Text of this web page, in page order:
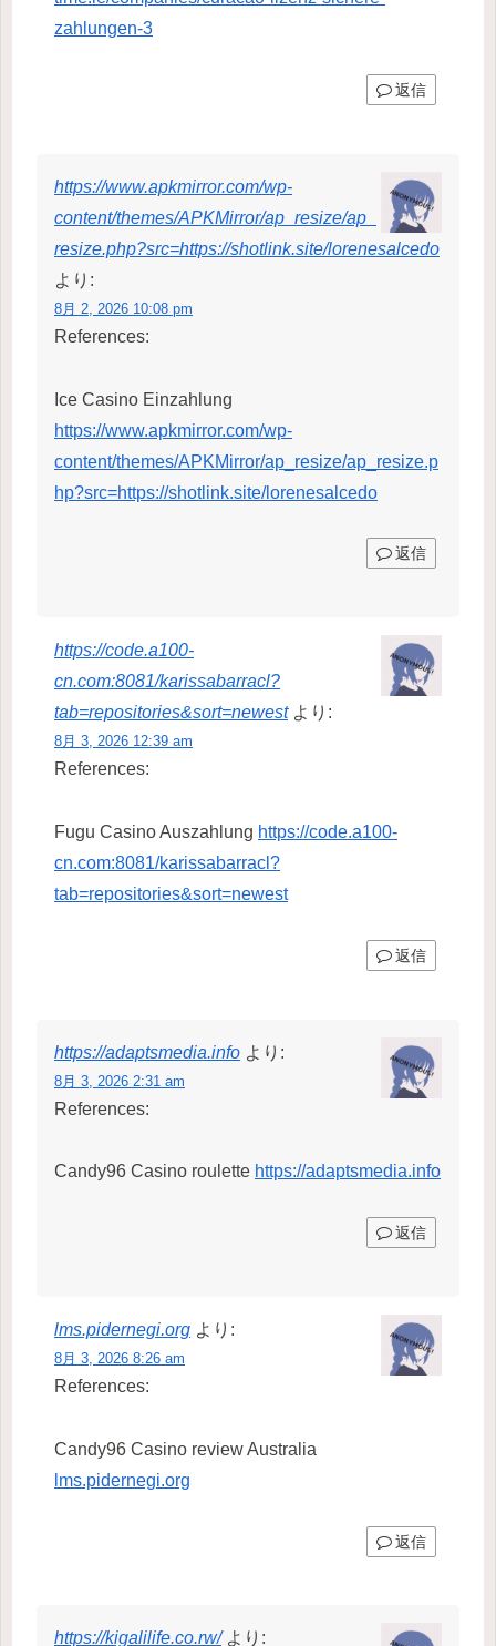
zahlungen-3
返信
https://www.apkmirror.com/wp-
content/themes/APKMirror/ap_resize/ap_
resize.php?src=https://shotlink.site/lorenesalcedo
より:
8月 2, 2026 10:08 pm
References:
Ice Casino Einzahlung
https://www.apkmirror.com/wp-
content/themes/APKMirror/ap_resize/ap_resize.p
hp?src=https://shotlink.site/lorenesalcedo
返信
https://code.a100-
cn.com:8081/karissabarracl?
tab=repositories&sort=newest より:
8月 3, 2026 12:39 am
References:
Fugu Casino Auszahlung https://code.a100-
cn.com:8081/karissabarracl?
tab=repositories&sort=newest
返信
https://adaptsmedia.info より:
8月 3, 2026 2:31 am
References:
Candy96 Casino roulette https://adaptsmedia.info
返信
lms.pidernegi.org より:
8月 3, 2026 8:26 am
References:
Candy96 Casino review Australia
lms.pidernegi.org
返信
https://kigalilife.co.rw/ より: